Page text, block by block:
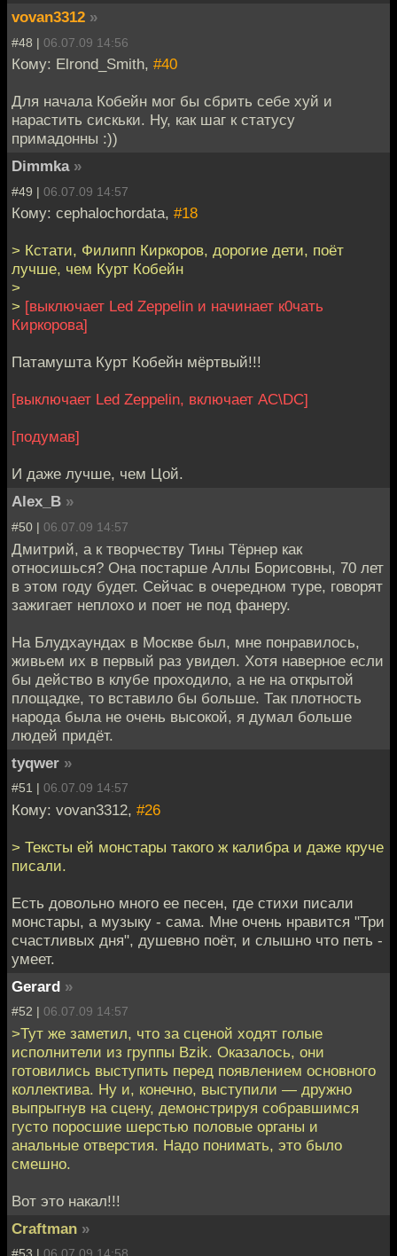
vovan3312 »
#48 | 06.07.09 14:56
Кому: Elrond_Smith, #40
Для начала Кобейн мог бы сбрить себе хуй и
нарастить сискьки. Ну, как шаг к статусу
примадонны :))
Dimmka »
#49 | 06.07.09 14:57
Кому: cephalochordata, #18
> Кстати, Филипп Киркоров, дорогие дети, поёт
лучше, чем Курт Кобейн
>
> [выключает Led Zeppelin и начинает к0чать
Киркорова]
Патамушта Курт Кобейн мёртвый!!!
[выключает Led Zeppelin, включает AC\DC]
[подумав]
И даже лучше, чем Цой.
Alex_B »
#50 | 06.07.09 14:57
Дмитрий, а к творчеству Тины Тёрнер как
относишься? Она постарше Аллы Борисовны, 70 лет
в этом году будет. Сейчас в очередном туре, говорят
зажигает неплохо и поет не под фанеру.
На Блудхаундах в Москве был, мне понравилось,
живьем их в первый раз увидел. Хотя наверное если
бы действо в клубе проходило, а не на открытой
площадке, то вставило бы больше. Так плотность
народа была не очень высокой, я думал больше
людей придёт.
tyqwer »
#51 | 06.07.09 14:57
Кому: vovan3312, #26
> Тексты ей монстары такого ж калибра и даже круче
писали.
Есть довольно много ее песен, где стихи писали
монстары, а музыку - сама. Мне очень нравится "Три
счастливых дня", душевно поёт, и слышно что петь -
умеет.
Gerard »
#52 | 06.07.09 14:57
>Тут же заметил, что за сценой ходят голые
исполнители из группы Bzik. Оказалось, они
готовились выступить перед появлением основного
коллектива. Ну и, конечно, выступили — дружно
выпрыгнув на сцену, демонстрируя собравшимся
густо поросшие шерстью половые органы и
анальные отверстия. Надо понимать, это было
смешно.
Вот это накал!!!
Craftman »